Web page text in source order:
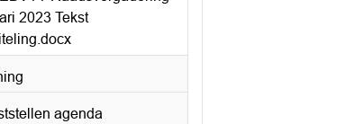
2023 Tekst
agenda